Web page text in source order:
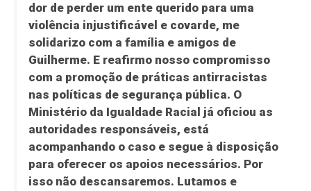
dor de perder um ente querido para uma
violência injustificável e covarde, me
solidarizo com a família e amigos de
Guilherme. E reafirmo nosso compromisso
com a promoção de práticas antirracistas
nas políticas de segurança pública. O
Ministério da Igualdade Racial já oficiou as
autoridades responsáveis, está
acompanhando o caso e segue à disposição
para oferecer os apoios necessários. Por
isso não descansaremos. Lutamos e